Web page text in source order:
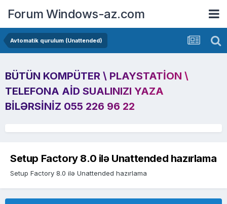
Forum Windows-az.com
Avtomatik qurulum (Unattended)
BÜTÜN KOMPÜTER \ PLAYSTATION \
TELEFONA AID SUALINIZI YAZA
BILƏRSINIZ 055 226 96 22
Setup Factory 8.0 ilə Unattended hazırlama
Setup Factory 8.0 ilə Unattended hazırlama